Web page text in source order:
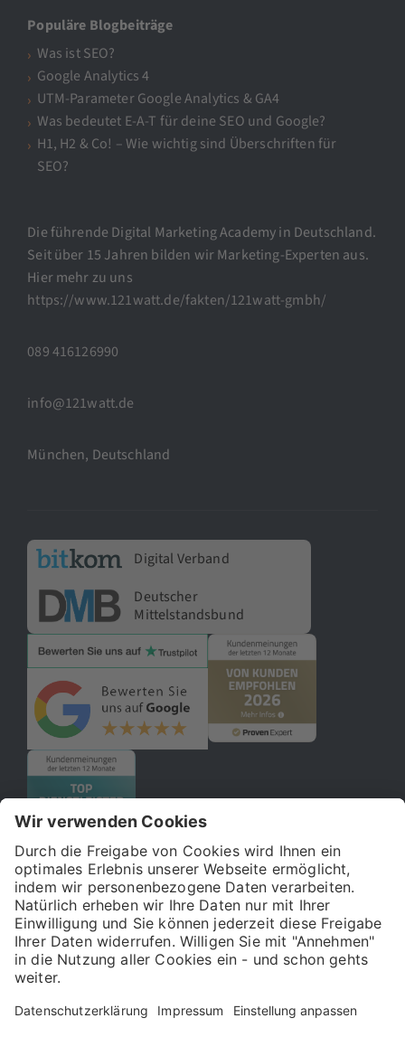
Populäre Blogbeiträge
Was ist SEO?
Google Analytics 4
UTM-Parameter Google Analytics & GA4
Was bedeutet E-A-T für deine SEO und Google?
H1, H2 & Co! – Wie wichtig sind Überschriften für
SEO?
Die führende Digital Marketing Academy in Deutschland.
Seit über 15 Jahren bilden wir Marketing-Experten aus.
Hier mehr zu uns
https://www.121watt.de/fakten/121watt-gmbh/
089 416126990
info@121watt.de
München, Deutschland
Digital Verband
Deutscher
Mittelstandsbund
© 2026 121WATT GmbH
Über uns
Allgemeine Geschäftsbedingungen